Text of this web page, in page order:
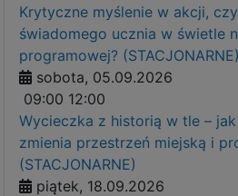
Krytyczne myślenie w akcji,
świadomego ucznia w świetle
programowej? (STACJONARNE)
sobota, 05.09.2026
09:00 12:00
Wycieczka z historią w tle –
zmienia przestrzeń miejską i
(STACJONARNE)
piątek, 18.09.2026